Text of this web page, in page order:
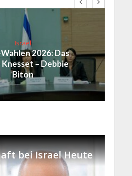
Israel
2026: Das
– Debbie
Biton
bei Israel Heute